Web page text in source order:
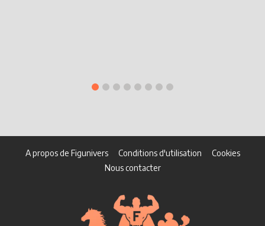
A propos de Figunivers Conditions d'utilisation
Cookies
Nous contacter